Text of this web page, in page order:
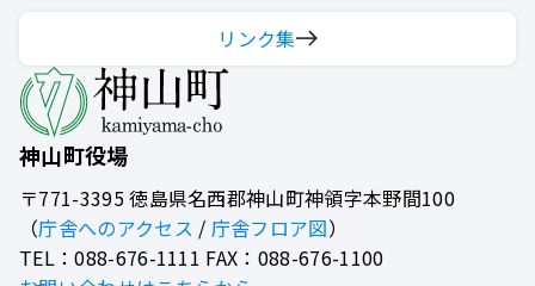
神山町役場
〒771-3395徳島県名西郡神山町神領字本野間100
（庁舎へのアクセス / 庁舎フロア図）
TEL：088-676-1111 FAX：088-676-1100
リンク集